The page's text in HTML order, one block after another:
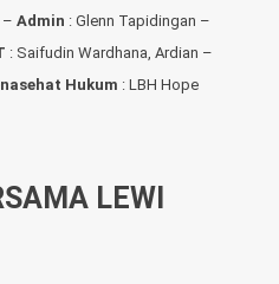
– Admin : Glenn Tapidingan –
: Saifudin Wardhana, Ardian –
Hukum : LBH Hope
LEWI